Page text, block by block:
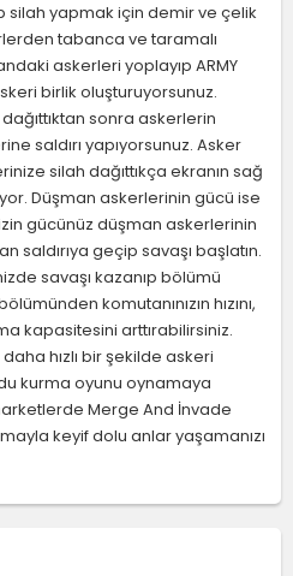
silah yapmak için demir ve çelik
tabanca ve taramalı
askerleri yoplayıp ARMY
birlik oluşturuyorsunuz.
sonra askerlerin
saldırı yapıyorsunuz. Asker
silah dağıttıkça ekranın sağ
Düşman askerlerinin gücü ise
gücünüz düşman askerlerinin
saldırıya geçip savaşı başlatın.
savaşı kazanıp bölümü
komutanınızın hızını,
kapasitesini arttırabilirsiniz.
hızlı bir şekilde askeri
kurma oyunu oynamaya
Merge And İnvade
keyif dolu anlar yaşamanızı